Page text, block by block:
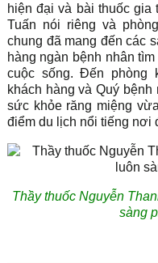
hiện đại và bài thuốc gia
Tuấn nói riêng và
chung đã mang đến các
hàng ngàn bệnh nhân
cuộc sống. Đến phòng
khách hàng và Quý
sức khỏe răng miệng
điểm du lịch nổi tiếng nơi
Thầy thuốc Nguyễn
sàng